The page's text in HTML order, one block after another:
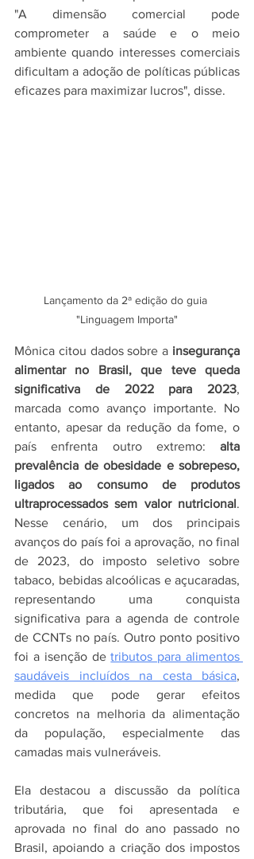
"A dimensão comercial pode
comprometer a saúde e o meio
ambiente quando interesses comerciais
dificultam a adoção de políticas públicas
eficazes para maximizar lucros", disse.
Lançamento da 2ª edição do guia
"Linguagem Importa"
Mônica citou dados sobre a insegurança
alimentar no Brasil, que teve queda
significativa de 2022 para 2023,
marcada como avanço importante. No
entanto, apesar da redução da fome, o
país enfrenta outro extremo: alta
prevalência de obesidade e sobrepeso,
ligados ao consumo de produtos
ultraprocessados sem valor nutricional.
Nesse cenário, um dos principais
avanços do país foi a aprovação, no final
de 2023, do imposto seletivo sobre
tabaco, bebidas alcoólicas e açucaradas,
representando uma conquista
significativa para a agenda de controle
de CCNTs no país. Outro ponto positivo
foi a isenção de tributos para alimentos
saudáveis incluídos na cesta básica,
medida que pode gerar efeitos
concretos na melhoria da alimentação
da população, especialmente das
camadas mais vulneráveis.
Ela destacou a discussão da política
tributária, que foi apresentada e
aprovada no final do ano passado no
Brasil, apoiando a criação dos impostos